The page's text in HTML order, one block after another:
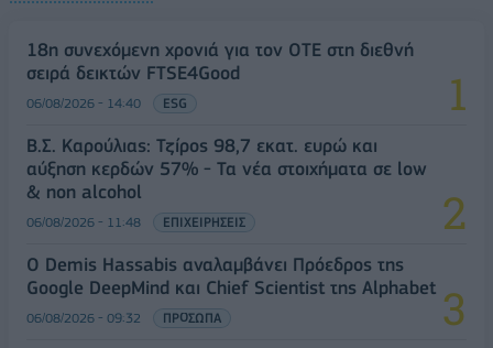
18η συνεχόμενη χρονιά για τον ΟΤΕ στη διεθνή
σειρά δεικτών FTSE4Good
06/08/2026 - 14:40 ESG
Β.Σ. Καρούλιας: Τζίρος 98,7 εκατ. ευρώ και
αύξηση κερδών 57% - Τα νέα στοιχήματα σε low
& non alcohol
06/08/2026 - 11:48 ΕΠΙΧΕΙΡΗΣΕΙΣ
Ο Demis Hassabis αναλαμβάνει Πρόεδρος της
Google DeepMind και Chief Scientist της Alphabet
06/08/2026 - 09:32 ΠΡΟΣΩΠΑ